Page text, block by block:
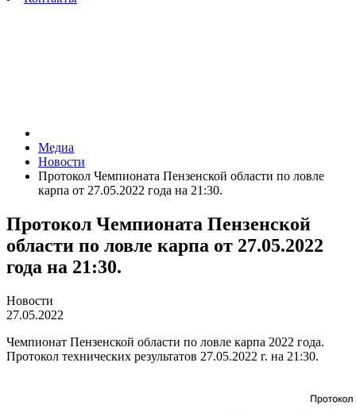
Медиа
Новости
Протокол Чемпионата Пензенской области по ловле
карпа от 27.05.2022 года на 21:30.
Протокол Чемпионата Пензенской
области по ловле карпа от 27.05.2022
года на 21:30.
Новости
27.05.2022
Чемпионат Пензенской области по ловле карпа 2022 года.
Протокол технических результатов 27.05.2022 г. на 21:30.